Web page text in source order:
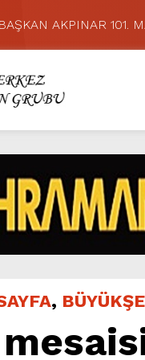
BAŞKAN AKPINAR 101.
Hacı Murat
Yollar
Dulkadiroğlu
Bisiklet
Gazneliler
Büyükşehir,
Geleneksel Ağustos
Arar, Cumartesi
,